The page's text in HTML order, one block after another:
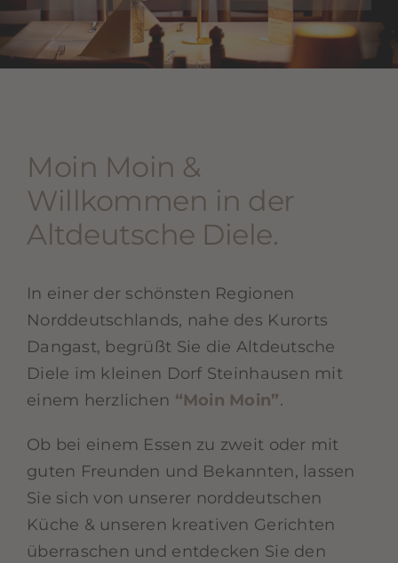
Moin Moin &
Willkommen in der
Altdeutsche Diele.
In einer der schönsten Regionen
Norddeutschlands, nahe des Kurorts
Dangast, begrüßt Sie die Altdeutsche
Diele im kleinen Dorf Steinhausen mit
einem herzlichen “Moin Moin”.
Ob bei einem Essen zu zweit oder mit
guten Freunden und Bekannten, lassen
Sie sich von unserer norddeutschen
Küche & unseren kreativen Gerichten
überraschen und entdecken Sie den